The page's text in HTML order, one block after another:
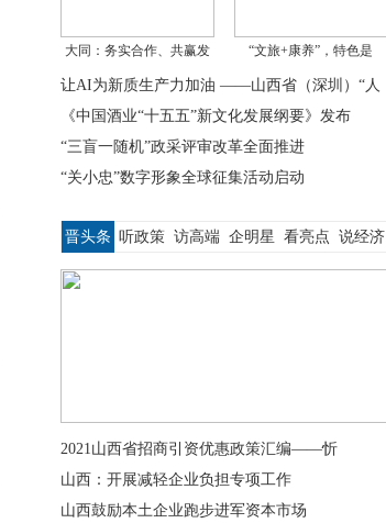
大同：务实合作、共赢发 “文旅+康养”，特色是
让AI为新质生产力加油 ——山西省（深圳）“人
《中国酒业“十五五”新文化发展纲要》发布
“三盲一随机”政采评审改革全面推进
“关小忠”数字形象全球征集活动启动
晋头条 听政策 访高端 企明星 看亮点 说经济
2021山西省招商引资优惠政策汇编——忻
山西：开展减轻企业负担专项工作
山西鼓励本土企业跑步进军资本市场